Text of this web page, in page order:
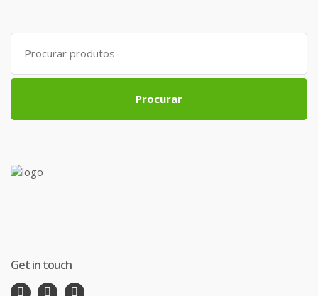
Search
for:
Procurar
Get in touch